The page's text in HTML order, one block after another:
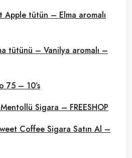
Apple tütün – Elma aromalı
tütünü – Vanilya aromalı –
75 – 10’s
Sigara – FREESHOP
Coffee Sigara Satın Al –